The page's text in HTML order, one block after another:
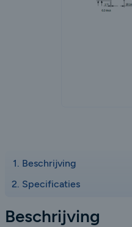
Beschrijving
Specificaties
Beschrijving